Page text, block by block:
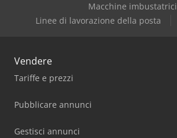
Macchine imbustatrici
Linee di lavorazione della posta
Vendere
Tariffe e prezzi
Pubblicare annunci
Gestisci annunci